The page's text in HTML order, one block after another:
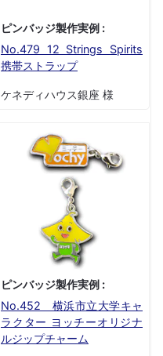
ピンバッジ製作実例 :
No.479 12 Strings Spirits
携帯ストラップ
ケネディハウス銀座 様
ピンバッジ製作実例 :
No.452 横浜市立大学キャ
ラクター ヨッチーオリジナ
ルジップチャーム